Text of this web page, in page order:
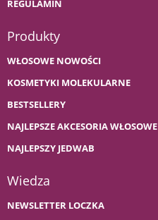
REGULAMIN
Produkty
WŁOSOWE NOWOŚCI
KOSMETYKI MOLEKULARNE
BESTSELLERY
NAJLEPSZE AKCESORIA WŁOSOWE
NAJLEPSZY JEDWAB
Wiedza
NEWSLETTER LOCZKA